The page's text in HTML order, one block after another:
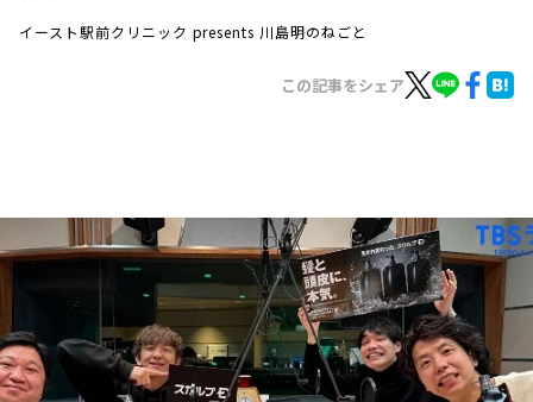
イベント・グッズ
YouTube
会社情報
イースト駅前クリニック presents 川島明のねごと
この記事をシェア